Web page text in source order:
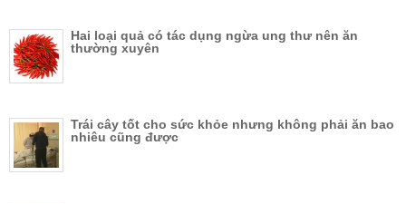
Hai loại quả có tác dụng ngừa ung thư nên ăn
thường xuyên
Trái cây tốt cho sức khỏe nhưng không phải ăn bao
nhiêu cũng được